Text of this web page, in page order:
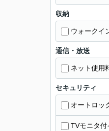
収納
ウォークイ
通信・放送
ネット使用
セキュリティ
オートロッ
TVモニタ付